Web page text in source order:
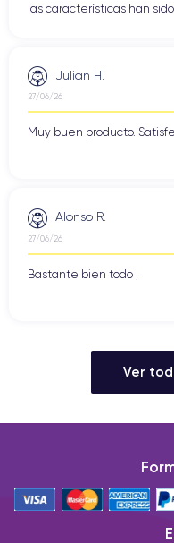
las características han
Julian H.
27/06/26
Muy buen producto.
Alonso R.
27/06/26
Bastante bien todo ,
Ver